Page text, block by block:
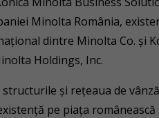
Minolta România,
dintre Minolta Co. şi
Holdings, Inc.
şi reţeaua de
pe piaţa românească